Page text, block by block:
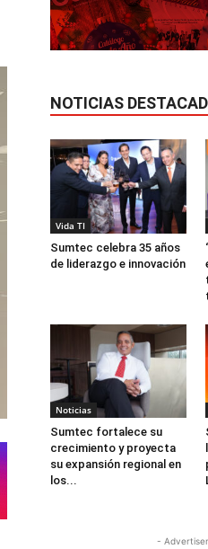
NOTICIAS
Vida TI
Sumtec celebra 35 años
de liderazgo e innovación
Noticias
Sumtec fortalece su
crecimiento y proyecta
su expansión regional en
los...
-